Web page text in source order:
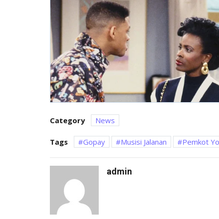
Category News
Tags Gopay Musisi Jalanan Pemkot
admin